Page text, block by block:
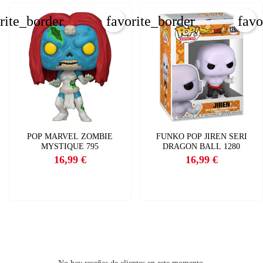
POP MARVEL ZOMBIE
MYSTIQUE 795
Precio
16,99 €
favorite_border
FUNKO POP JIREN SERI
DRAGON BALL 1280
Precio
16,99 €
CREAR LISTA DE DESEOS
INICIAR SESIÓN